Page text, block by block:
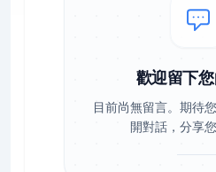
歡迎留下
目前尚無留言。期待
開對話，分享您